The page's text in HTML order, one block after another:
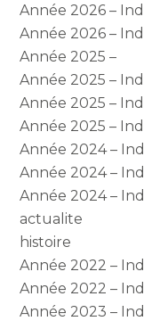
Année 2026 –
Année 2026 –
Année 2025 –
Année 2025 –
Année 2025 –
Année 2025 –
Année 2024 –
Année 2024 –
Année 2024 –
actualite
histoire
Année 2022 –
Année 2022 –
Année 2023 –